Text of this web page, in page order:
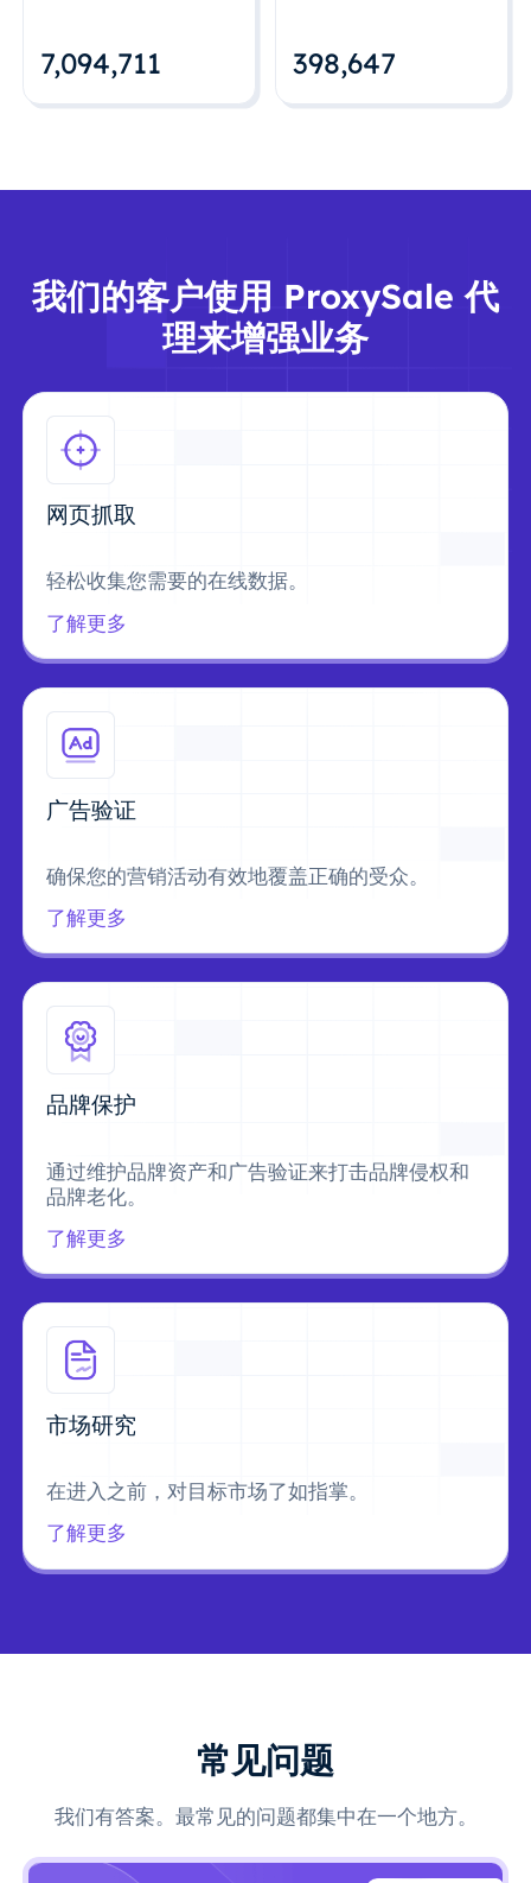
7,094,712 398,648
我们的客户使用 ProxySale 代
理来增强业务
网页抓取
轻松收集您需要的在线数据。
了解更多
广告验证
确保您的营销活动有效地覆盖正确的受众。
了解更多
品牌保护
通过维护品牌资产和广告验证来打击品牌侵权和
品牌老化。
了解更多
市场研究
在进入之前，对目标市场了如指掌。
了解更多
常见问题
我们有答案。最常见的问题都集中在一个地方。